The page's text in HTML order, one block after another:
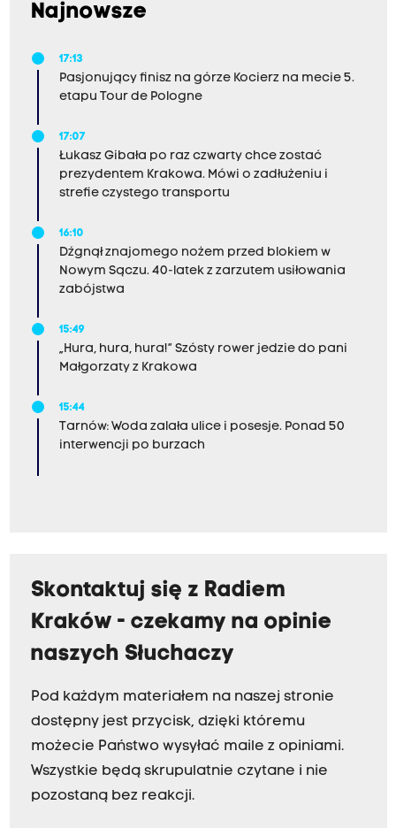
Najnowsze
17:13
Pasjonujący finisz na górze Kocierz na mecie 5.
etapu Tour de Pologne
17:07
Łukasz Gibała po raz czwarty chce zostać
prezydentem Krakowa. Mówi o zadłużeniu i
strefie czystego transportu
16:10
Dźgnął znajomego nożem przed blokiem w
Nowym Sączu. 40-latek z zarzutem usiłowania
zabójstwa
15:49
„Hura, hura, hura!” Szósty rower jedzie do pani
Małgorzaty z Krakowa
15:44
Tarnów: Woda zalała ulice i posesje. Ponad 50
interwencji po burzach
Skontaktuj się z Radiem
Kraków - czekamy na opinie
naszych Słuchaczy
Pod każdym materiałem na naszej stronie
dostępny jest przycisk, dzięki któremu
możecie Państwo wysyłać maile z opiniami.
Wszystkie będą skrupulatnie czytane i nie
pozostaną bez reakcji.